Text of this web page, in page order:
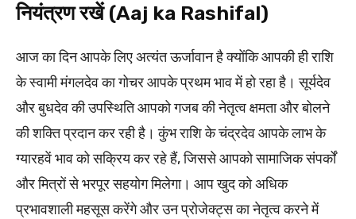
नियंत्रण रखें (Aaj ka Rashifal)
आज का दिन आपके लिए अत्यंत ऊर्जावान है क्योंकि आपकी ही राशि
के स्वामी मंगलदेव का गोचर आपके प्रथम भाव में हो रहा है। सूर्यदेव
और बुधदेव की उपस्थिति आपको गजब की नेतृत्व क्षमता और बोलने
की शक्ति प्रदान कर रही है। कुंभ राशि के चंद्रदेव आपके लाभ के
ग्यारहवें भाव को सक्रिय कर रहे हैं, जिससे आपको सामाजिक संपर्कों
और मित्रों से भरपूर सहयोग मिलेगा। आप खुद को अधिक
प्रभावशाली महसूस करेंगे और उन प्रोजेक्ट्स का नेतृत्व करने में